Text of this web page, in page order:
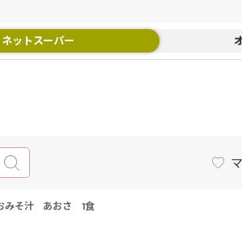
ネットスーパー
みそ汁 あおさ 1食